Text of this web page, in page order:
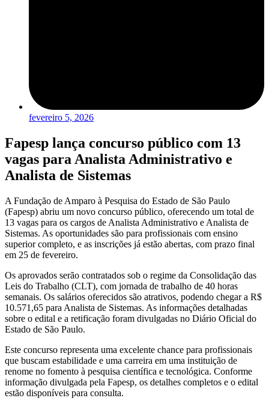
fevereiro 5, 2026
Fapesp lança concurso público com 13
vagas para Analista Administrativo e
Analista de Sistemas
A Fundação de Amparo à Pesquisa do Estado de São Paulo
(Fapesp) abriu um novo concurso público, oferecendo um total de
13 vagas para os cargos de Analista Administrativo e Analista de
Sistemas. As oportunidades são para profissionais com ensino
superior completo, e as inscrições já estão abertas, com prazo final
em 25 de fevereiro.
Os aprovados serão contratados sob o regime da Consolidação das
Leis do Trabalho (CLT), com jornada de trabalho de 40 horas
semanais. Os salários oferecidos são atrativos, podendo chegar a R$
10.571,65 para Analista de Sistemas. As informações detalhadas
sobre o edital e a retificação foram divulgadas no Diário Oficial do
Estado de São Paulo.
Este concurso representa uma excelente chance para profissionais
que buscam estabilidade e uma carreira em uma instituição de
renome no fomento à pesquisa científica e tecnológica. Conforme
informação divulgada pela Fapesp, os detalhes completos e o edital
estão disponíveis para consulta.